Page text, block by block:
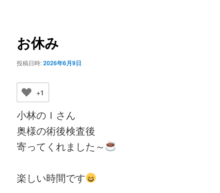
ー
ョ
お休み
投稿日時:2026年6月9日
+1
小林のＩさん
奥様の術後検査後
寄ってくれました～
楽しい時間です